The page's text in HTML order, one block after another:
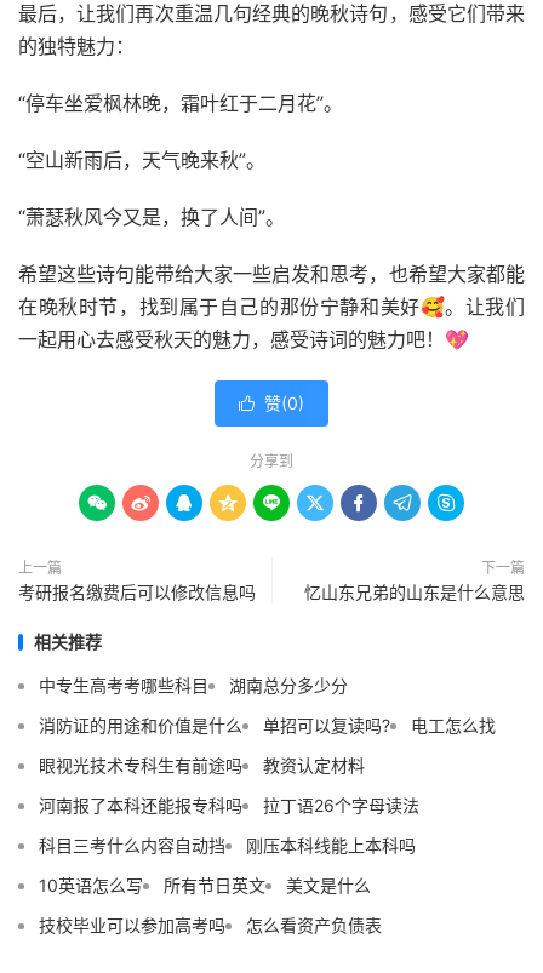
最后，让我们再次重温几句经典的晚秋诗句，感受它们带来
的独特魅力：
“停车坐爱枫林晚，霜叶红于二月花”。
“空山新雨后，天气晚来秋”。
“萧瑟秋风今又是，换了人间”。
希望这些诗句能带给大家一些启发和思考，也希望大家都能
在晚秋时节，找到属于自己的那份宁静和美好🥰。让我们
一起用心去感受秋天的魅力，感受诗词的魅力吧！💖
 赞(0)
分享到
        
上一篇
考研报名缴费后可以修改信息吗
下一篇
忆山东兄弟的山东是什么意思
相关推荐
中专生高考考哪些科目
湖南总分多少分
消防证的用途和价值是什么
单招可以复读吗?
电工怎么找
眼视光技术专科生有前途吗
教资认定材料
河南报了本科还能报专科吗
拉丁语26个字母读法
科目三考什么内容自动挡
刚压本科线能上本科吗
10英语怎么写
所有节日英文
美文是什么
技校毕业可以参加高考吗
怎么看资产负债表